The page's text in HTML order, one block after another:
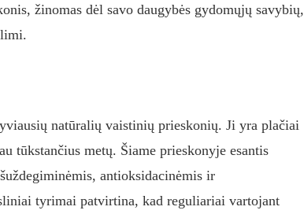
žinomas dėl savo daugybės gydomųjų savybių,
natūralių vaistinių prieskonių. Ji yra plačiai
tūkstančius metų. Šiame prieskonyje esantis
antioksidacinėmis ir
tyrimai patvirtina, kad reguliariai vartojant